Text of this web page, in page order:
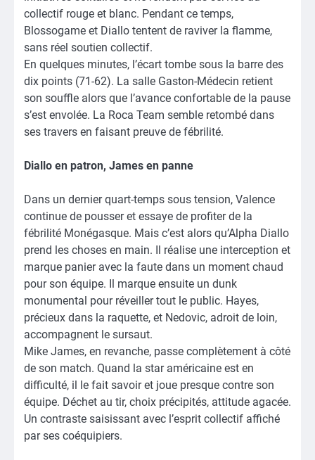
collectif rouge et blanc. Pendant ce temps,
Blossogame et Diallo tentent de raviver la flamme,
sans réel soutien collectif.
En quelques minutes, l’écart tombe sous la barre des
dix points (71-62). La salle Gaston-Médecin retient
son souffle alors que l’avance confortable de la pause
s’est envolée. La Roca Team semble retombé dans
ses travers en faisant preuve de fébrilité.
Diallo en patron, James en panne
Dans un dernier quart-temps sous tension, Valence
continue de pousser et essaye de profiter de la
fébrilité Monégasque. Mais c’est alors qu’Alpha Diallo
prend les choses en main. Il réalise une interception et
marque panier avec la faute dans un moment chaud
pour son équipe. Il marque ensuite un dunk
monumental pour réveiller tout le public. Hayes,
précieux dans la raquette, et Nedovic, adroit de loin,
accompagnent le sursaut.
Mike James, en revanche, passe complètement à côté
de son match. Quand la star américaine est en
difficulté, il le fait savoir et joue presque contre son
équipe. Déchet au tir, choix précipités, attitude agacée.
Un contraste saisissant avec l’esprit collectif affiché
par ses coéquipiers.